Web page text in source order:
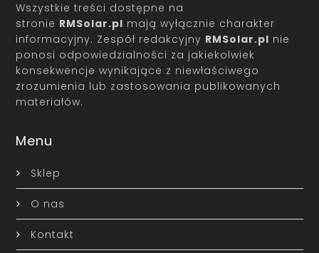
Wszystkie treści dostępne na
stronie RMSolar.pl mają wyłącznie charakter
informacyjny. Zespół redakcyjny RMSolar.pl nie
ponosi odpowiedzialności za jakiekolwiek
konsekwencje wynikające z niewłaściwego
zrozumienia lub zastosowania publikowanych
materiałów.
Menu
Sklep
O nas
Kontakt